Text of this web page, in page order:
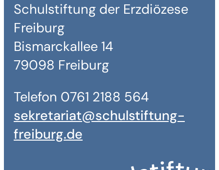
Schulstiftung der Erzdiözese
Freiburg
Bismarckallee 14
79098 Freiburg
Telefon 0761 2188 564
sekretariat@schulstiftung-
freiburg.de